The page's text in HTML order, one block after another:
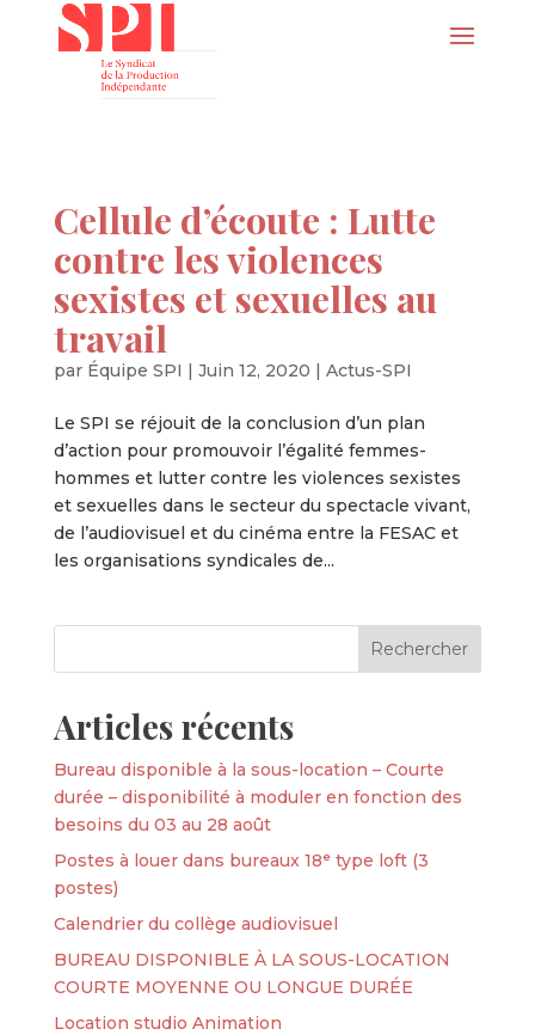
Cellule d’écoute : Lutte
contre les violences
sexistes et sexuelles au
travail
par Équipe SPI | Juin 12, 2020 | Actus-SPI
Le SPI se réjouit de la conclusion d’un plan
d’action pour promouvoir l’égalité femmes-
hommes et lutter contre les violences sexistes
et sexuelles dans le secteur du spectacle vivant,
de l’audiovisuel et du cinéma entre la FESAC et
les organisations syndicales de...
Articles récents
Bureau disponible à la sous-location – Courte
durée – disponibilité à moduler en fonction des
besoins du 03 au 28 août
Postes à louer dans bureaux 18ᵉ type loft (3
postes)
Calendrier du collège audiovisuel
BUREAU DISPONIBLE À LA SOUS-LOCATION
COURTE MOYENNE OU LONGUE DURÉE
Location studio Animation